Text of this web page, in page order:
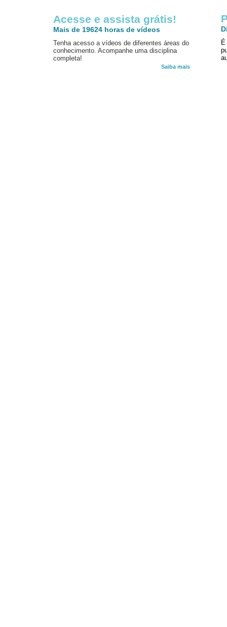
Acesse e assista grátis!
Mais de 19624 horas de vídeos
Tenha acesso a vídeos de diferentes áreas do
conhecimento. Acompanhe uma disciplina
completa!
Saiba mais